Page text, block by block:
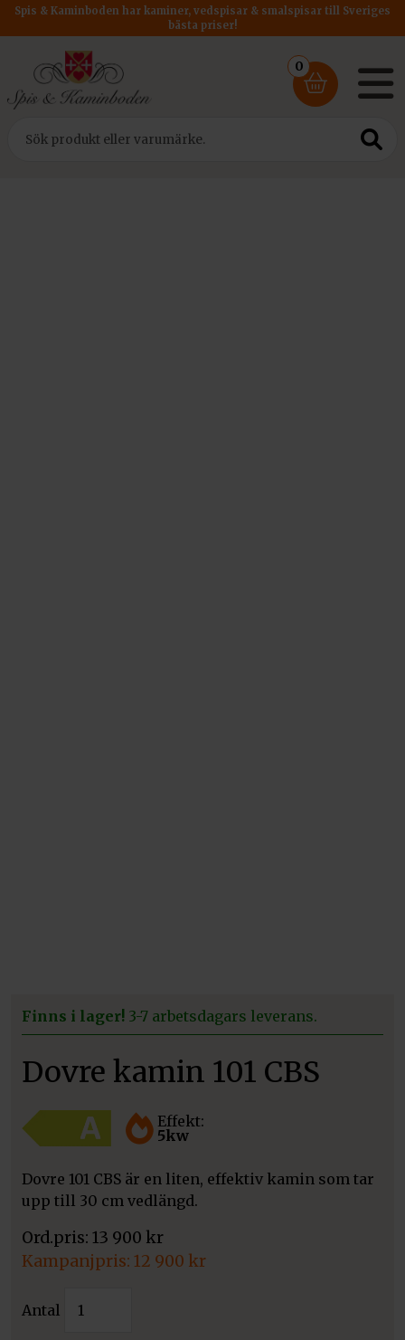
Spis & Kaminboden har kaminer, vedspisar & smalspisar till Sveriges
bästa priser!
0
Finns i lager! 3-7 arbetsdagars leverans.
Dovre kamin 101 CBS
Effekt:
5kw
Dovre 101 CBS är en liten, effektiv kamin som tar
upp till 30 cm vedlängd.
13 900 kr
Det
priset
12 900 kr
nuvarande
Antal
kamin